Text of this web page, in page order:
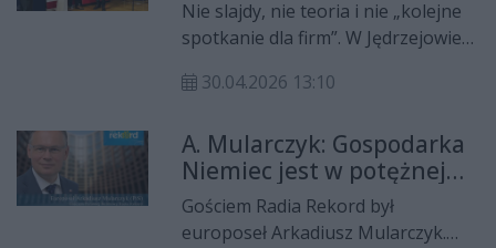
przyciągnął
przedsiębiorców po
konkrety.
Nie slajdy, nie teoria i nie „kolejne
spotkanie dla firm”. W Jędrzejowie
odpowiedź na jedno pytanie: jak
jednocześnie realnie obniżyć koszty
inwestycji.
30.04.2026 13:10
A. Mularczyk: Gospodarka
Niemiec jest w potężnej
zadyszce i to koryguje
politykę UE
Gościem Radia Rekord był
europoseł Arkadiusz Mularczyk.